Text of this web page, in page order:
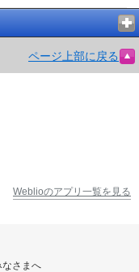
ページ上部に戻る
Weblioのアプリ一覧を見る
さまへ